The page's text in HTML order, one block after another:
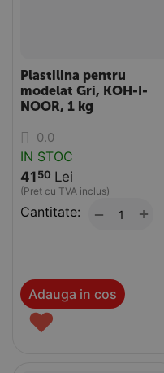
Plastilina pentru
modelat Gri, KOH-I-
NOOR, 1 kg
0.0
IN STOC
41 50 Lei
(Pret cu TVA inclus)
Cantitate: +
−
Adauga in cos
♥